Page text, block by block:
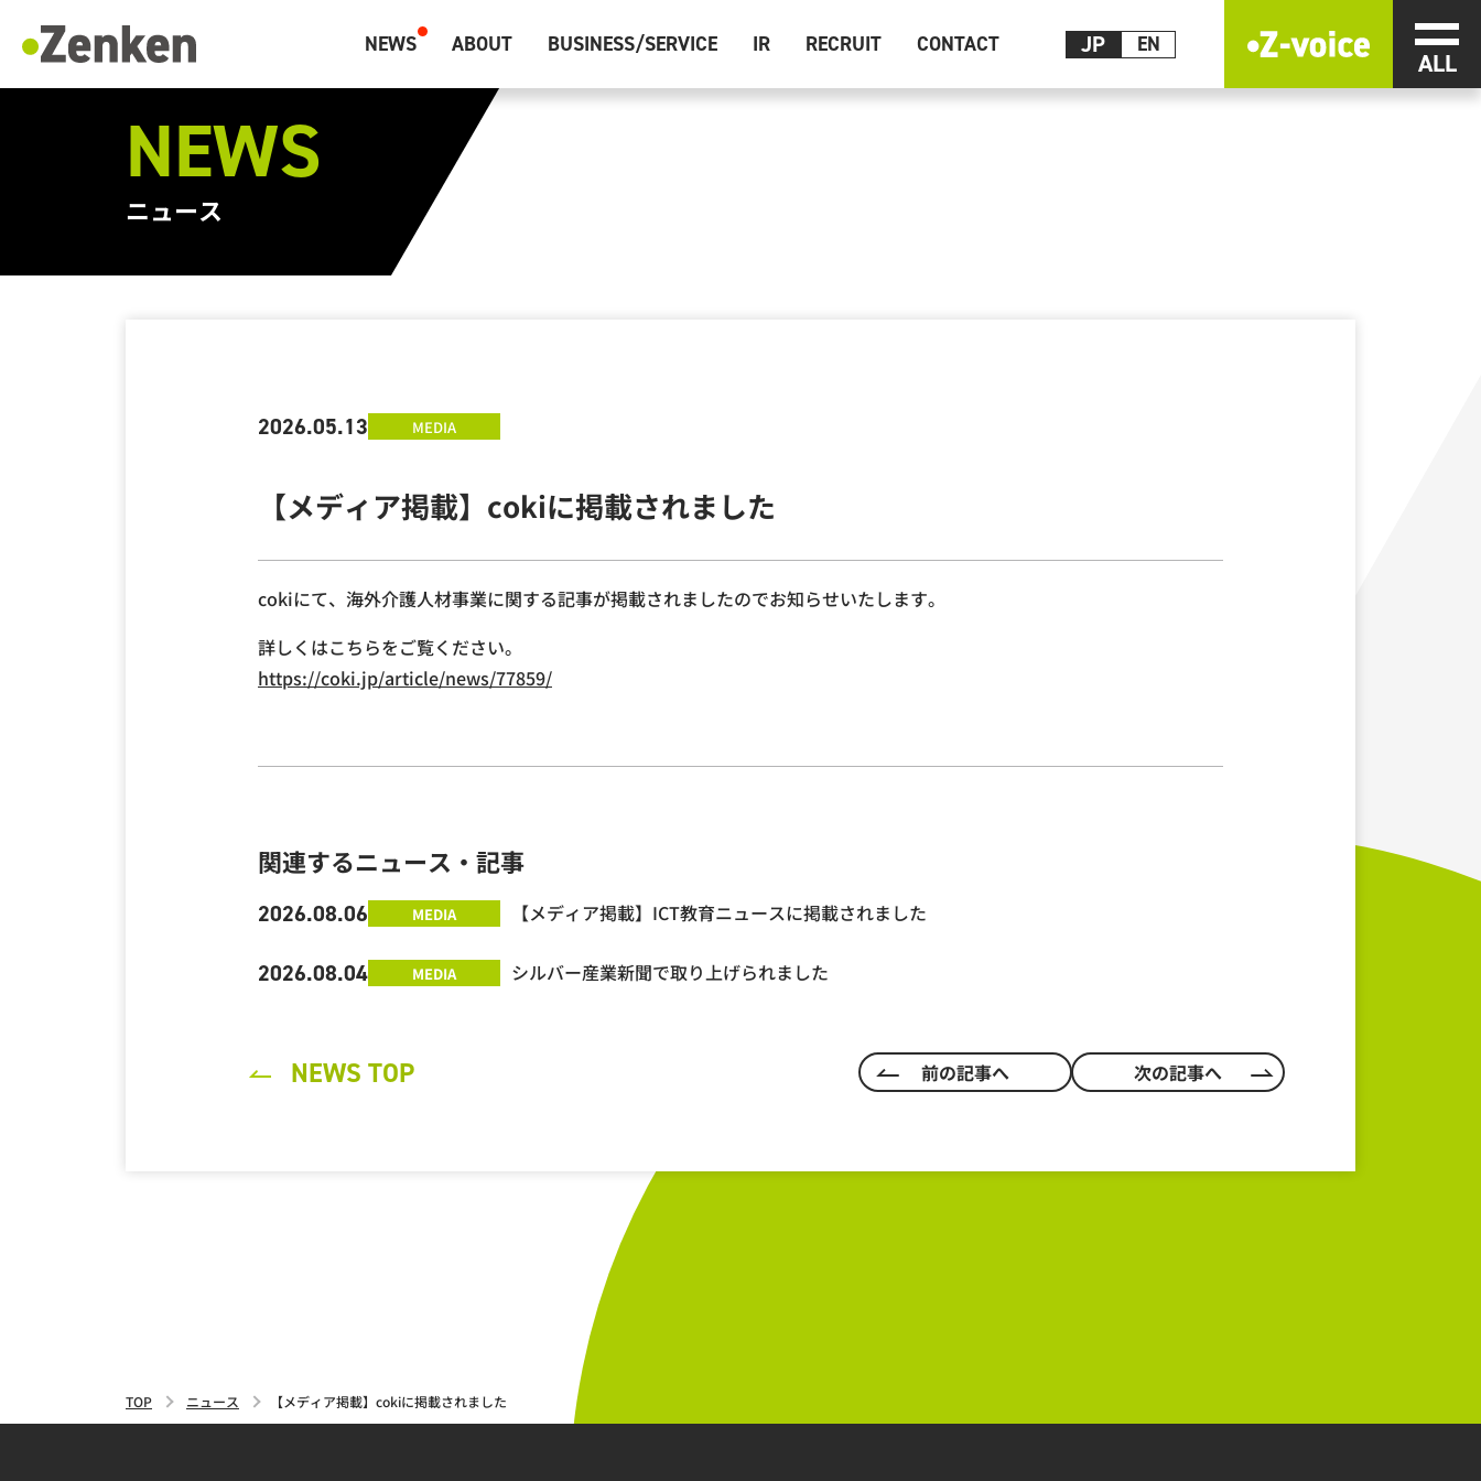
NEWS ABOUT BUSINESS/SERVICE IR RECRUIT CONTACT JP EN メニ
NEWS
ニュース
2026.05.13 MEDIA
【メディア掲載】cokiに掲載されました
cokiにて、海外介護人材事業に関する記事が掲載されましたのでお知らせいたします。
詳しくはこちらをご覧ください。
https://coki.jp/article/news/77859/
関連するニュース・記事
2026.08.06 MEDIA 【メディア掲載】ICT教育ニュースに掲載されました
2026.08.04 MEDIA シルバー産業新聞で取り上げられました
NEWS TOP 前の記事へ 次の記事へ
TOP ニュース 【メディア掲載】cokiに掲載されました